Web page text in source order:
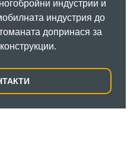
индустрии и
индустрия до
допринася за